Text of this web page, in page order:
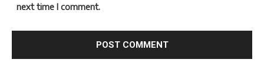
next time I comment.